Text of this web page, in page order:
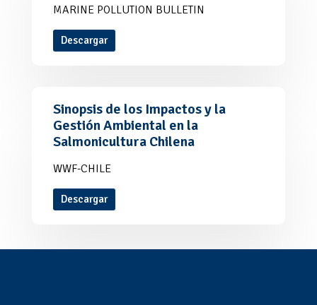
MARINE POLLUTION BULLETIN
Descargar
Sinopsis de los Impactos y la
Gestión Ambiental en la
Salmonicultura Chilena
WWF-CHILE
Descargar